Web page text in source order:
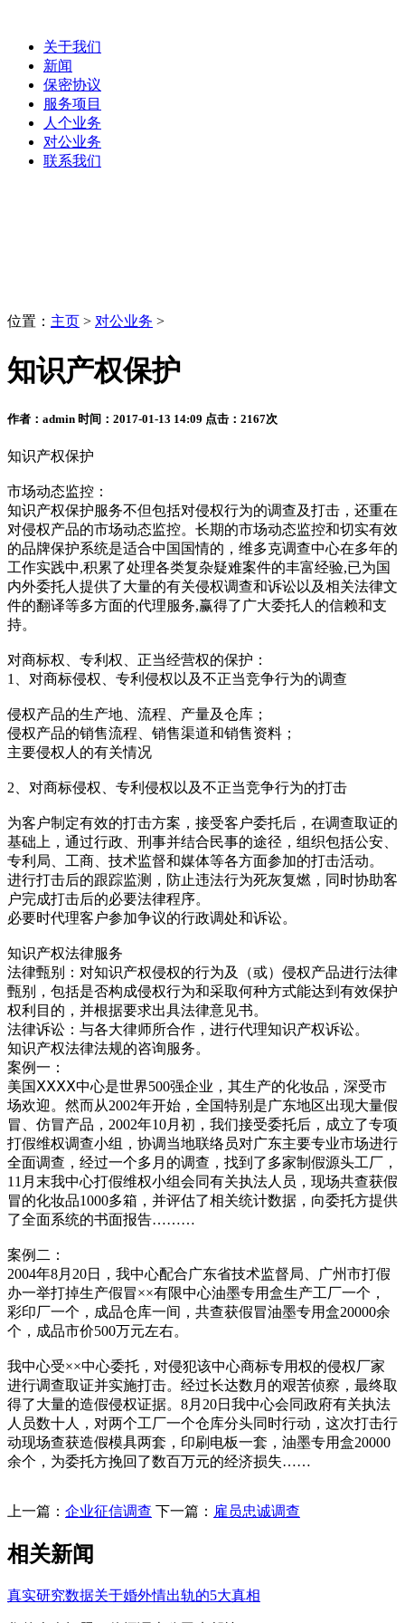
关于我们
新闻
保密协议
服务项目
人个业务
对公业务
联系我们
位置： 主页 > 对公业务 >
知识产权保护
作者：admin 时间：2017-01-13 14:09 点击：2167次
知识产权保护
市场动态监控：
知识产权保护服务不但包括对侵权行为的调查及打击，还重在
对侵权产品的市场动态监控。长期的市场动态监控和切实有效
的品牌保护系统是适合中国国情的，维多克调查中心在多年的
工作实践中,积累了处理各类复杂疑难案件的丰富经验,已为国
内外委托人提供了大量的有关侵权调查和诉讼以及相关法律文
件的翻译等多方面的代理服务,赢得了广大委托人的信赖和支
持。
对商标权、专利权、正当经营权的保护：
1、对商标侵权、专利侵权以及不正当竞争行为的调查
侵权产品的生产地、流程、产量及仓库；
侵权产品的销售流程、销售渠道和销售资料；
主要侵权人的有关情况
2、对商标侵权、专利侵权以及不正当竞争行为的打击
为客户制定有效的打击方案，接受客户委托后，在调查取证的
基础上，通过行政、刑事并结合民事的途径，组织包括公安、
专利局、工商、技术监督和媒体等各方面参加的打击活动。
进行打击后的跟踪监测，防止违法行为死灰复燃，同时协助客
户完成打击后的必要法律程序。
必要时代理客户参加争议的行政调处和诉讼。
知识产权法律服务
法律甄别：对知识产权侵权的行为及（或）侵权产品进行法律
甄别，包括是否构成侵权行为和采取何种方式能达到有效保护
权利目的，并根据要求出具法律意见书。
法律诉讼：与各大律师所合作，进行代理知识产权诉讼。
知识产权法律法规的咨询服务。
案例一：
美国ⅩⅩⅩⅩ中心是世界500强企业，其生产的化妆品，深受市
场欢迎。然而从2002年开始，全国特别是广东地区出现大量假
冒、仿冒产品，2002年10月初，我们接受委托后，成立了专项
打假维权调查小组，协调当地联络员对广东主要专业市场进行
全面调查，经过一个多月的调查，找到了多家制假源头工厂，
11月末我中心打假维权小组会同有关执法人员，现场共查获假
冒的化妆品1000多箱，并评估了相关统计数据，向委托方提供
了全面系统的书面报告………
案例二：
2004年8月20日，我中心配合广东省技术监督局、广州市打假
办一举打掉生产假冒××有限中心油墨专用盒生产工厂一个，
彩印厂一个，成品仓库一间，共查获假冒油墨专用盒20000余
个，成品市价500万元左右。
我中心受××中心委托，对侵犯该中心商标专用权的侵权厂家
进行调查取证并实施打击。经过长达数月的艰苦侦察，最终取
得了大量的造假侵权证据。8月20日我中心会同政府有关执法
人员数十人，对两个工厂一个仓库分头同时行动，这次打击行
动现场查获造假模具两套，印刷电板一套，油墨专用盒20000
余个，为委托方挽回了数百万元的经济损失……
上一篇： 企业征信调查 下一篇： 雇员忠诚调查
相关新闻
真实研究数据关于婚外情出轨的5大真相